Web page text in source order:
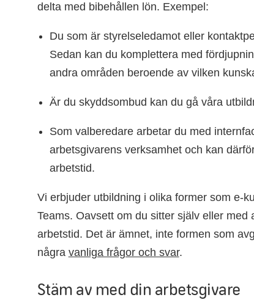
delta med bibehållen lön. Exempel:
Du som är styrelseledamot eller
Sedan kan du komplettera med
andra områden beroende av vilken
Är du skyddsombud kan du gå våra
Som valberedare arbetar du med
arbetsgivarens verksamhet och kan
arbetstid.
Vi erbjuder utbildning i olika former som e-
Teams. Oavsett om du sitter själv eller
arbetstid. Det är ämnet, inte formen som
några vanliga frågor och svar.
Stäm av med din arbetsgivare